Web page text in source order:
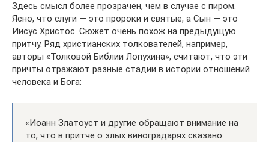
Здесь смысл более прозрачен, чем в случае с пиром.
Ясно, что слуги — это пророки и святые, а Сын — это
Иисус Христос. Сюжет очень похож на предыдущую
притчу. Ряд христианских толкователей, например,
авторы «Толковой Библии Лопухина», считают, что эти
причты отражают разные стадии в истории отношений
человека и Бога:
«Иоанн Златоуст и другие обращают внимание на
то, что в притче о злых виноградарях сказано